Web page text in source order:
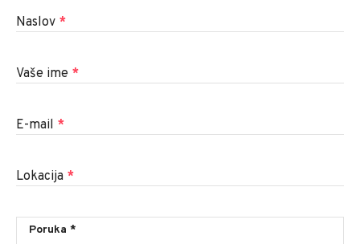
Naslov *
Vaše ime *
E-mail *
Lokacija *